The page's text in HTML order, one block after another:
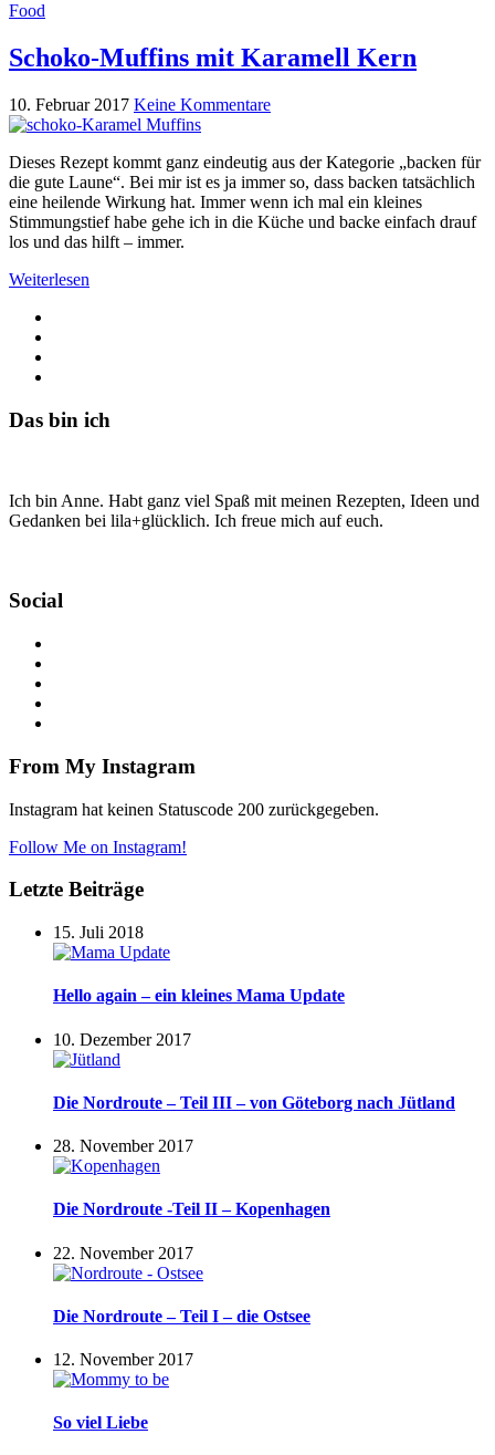
Food
Schoko-Muffins mit Karamell Kern
10. Februar 2017 Keine Kommentare
Dieses Rezept kommt ganz eindeutig aus der Kategorie „backen für
die gute Laune“. Bei mir ist es ja immer so, dass backen tatsächlich
eine heilende Wirkung hat. Immer wenn ich mal ein kleines
Stimmungstief habe gehe ich in die Küche und backe einfach drauf
los und das hilft – immer.
Weiterlesen
Das bin ich
Ich bin Anne. Habt ganz viel Spaß mit meinen Rezepten, Ideen und
Gedanken bei lila+glücklich. Ich freue mich auf euch.
Social
From My Instagram
Instagram hat keinen Statuscode 200 zurückgegeben.
Follow Me on Instagram!
Letzte Beiträge
15. Juli 2018
Hello again – ein kleines Mama Update
10. Dezember 2017
Die Nordroute – Teil III – von Göteborg nach Jütland
28. November 2017
Die Nordroute -Teil II – Kopenhagen
22. November 2017
Die Nordroute – Teil I – die Ostsee
12. November 2017
So viel Liebe